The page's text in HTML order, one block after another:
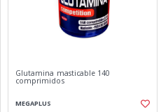
Glutamina masticable 140
comprimidos
MEGAPLUS